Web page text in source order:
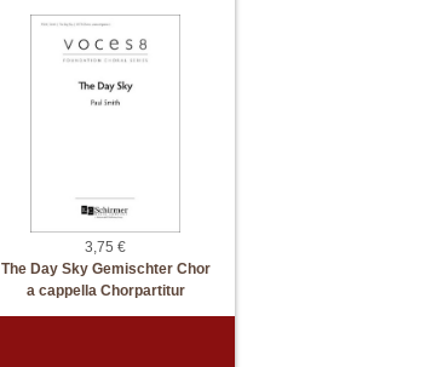
3,75 €
The Day Sky Gemischter Chor
a cappella Chorpartitur